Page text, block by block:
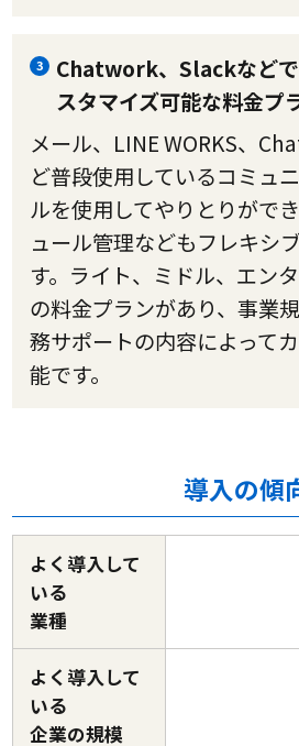
3
Chatwork、Slackなど
スタマイズ可能な料金プ
メール、LINE WORKS、
ど普段使用しているコミュ
ルを使用してやりとりがで
ュール管理などもフレキシ
す。ライト、ミドル、エン
の料金プランがあり、事業
務サポートの内容によって
能です。
導入の傾
よく導入して
いる
業種
よく導入して
いる
企業の規模